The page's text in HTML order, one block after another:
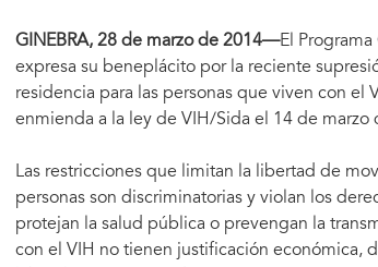
GINEBRA, 28 de marzo de 2014—El
expresa su beneplácito por la reciente
residencia para las personas que viven con el
enmienda a la ley de VIH/Sida el 14 de marzo
Las restricciones que limitan la libertad de
personas son discriminatorias y violan los
protejan la salud pública o prevengan la
con el VIH no tienen justificación económica,